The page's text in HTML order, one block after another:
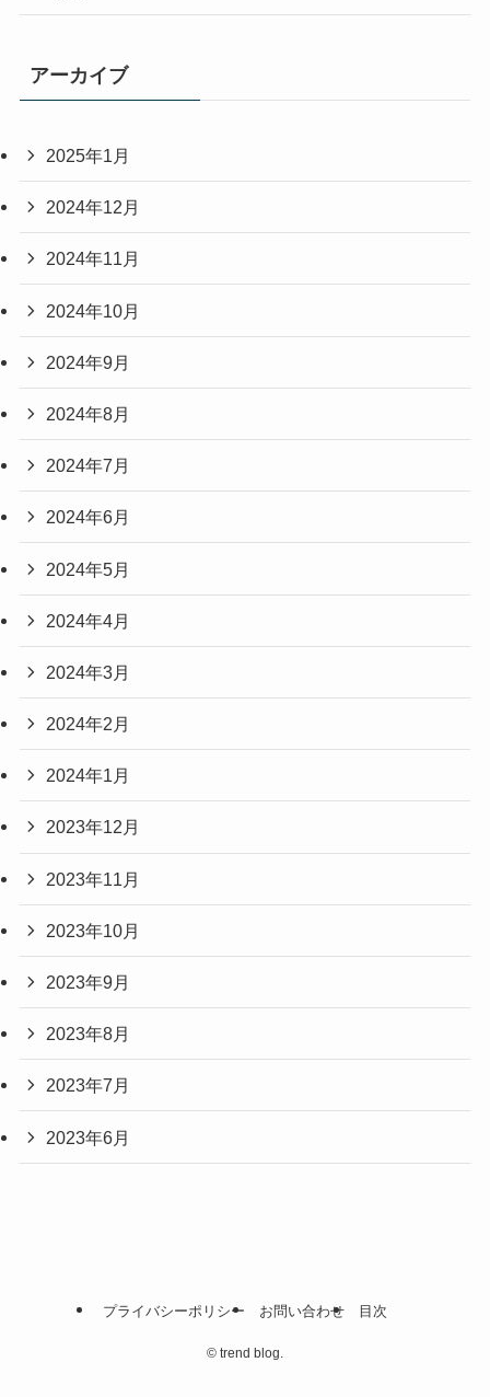
アーカイブ
2025年1月
2024年12月
2024年11月
2024年10月
2024年9月
2024年8月
2024年7月
2024年6月
2024年5月
2024年4月
2024年3月
2024年2月
2024年1月
2023年12月
2023年11月
2023年10月
2023年9月
2023年8月
2023年7月
2023年6月
プライバシーポリシー お問い合わせ 目次
© trend blog.